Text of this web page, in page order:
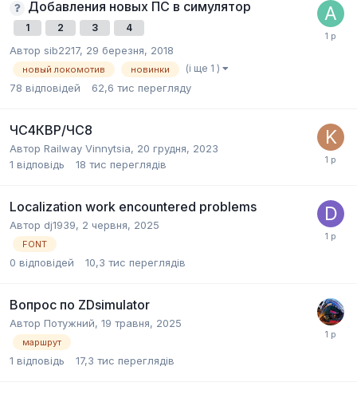
Добавления новых ПС в симулятор
1 2 3 4
Автор sib2217, 29 березня, 2018
новый локомотив новинки (і ще 1 )
78 відповідей 62,6 тис перегляду
ЧС4КВР/ЧС8
Автор Railway Vinnytsia, 20 грудня, 2023
1 відповідь 18 тис переглядів
Localization work encountered problems
Автор dj1939, 2 червня, 2025
FONT
0 відповідей 10,3 тис переглядів
Вопрос по ZDsimulator
Автор Потужний, 19 травня, 2025
маршрут
1 відповідь 17,3 тис переглядів